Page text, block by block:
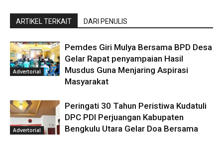
ARTIKEL TERKAIT DARI PENULIS
Advertorial
Pemdes Giri Mulya Bersama BPD Desa
Gelar Rapat penyampaian Hasil
Musdus Guna Menjaring Aspirasi
Masyarakat
Advertorial
Peringati 30 Tahun Peristiwa Kudatuli
DPC PDI Perjuangan Kabupaten
Bengkulu Utara Gelar Doa Bersama